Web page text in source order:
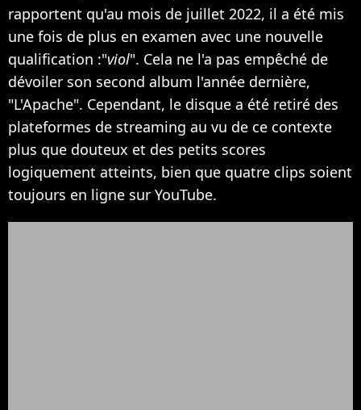
rapportent qu'au mois de juillet 2022, il a été mis
une fois de plus en examen avec une nouvelle
qualification :"viol". Cela ne l'a pas empêché de
dévoiler son second album l'année dernière,
"L'Apache". Cependant, le disque a été retiré des
plateformes de streaming au vu de ce contexte
plus que douteux et des petits scores
logiquement atteints, bien que quatre clips soient
toujours en ligne sur YouTube.